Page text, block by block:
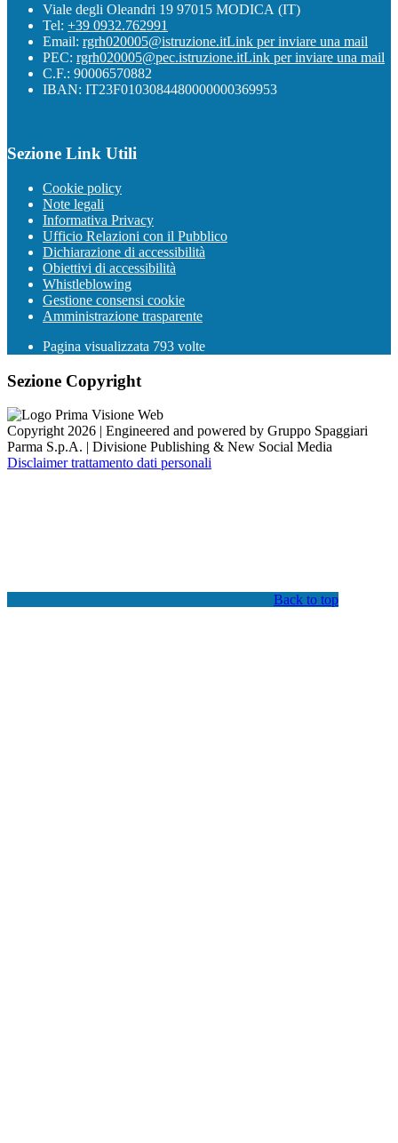
Viale degli Oleandri 19 97015 MODICA (IT)
Tel: +39 0932.762991
Email: rgrh020005@istruzione.itLink per inviare una mail
PEC: rgrh020005@pec.istruzione.itLink per inviare una mail
C.F.: 90006570882
IBAN: IT23F0103084480000000369953
Sezione Link Utili
Cookie policy
Note legali
Informativa Privacy
Ufficio Relazioni con il Pubblico
Dichiarazione di accessibilità
Obiettivi di accessibilità
Whistleblowing
Gestione consensi cookie
Amministrazione trasparente
Pagina visualizzata 793 volte
Sezione Copyright
Copyright 2026 | Engineered and powered by Gruppo Spaggiari
Parma S.p.A. | Divisione Publishing & New Social Media
Disclaimer trattamento dati personali
Back to top